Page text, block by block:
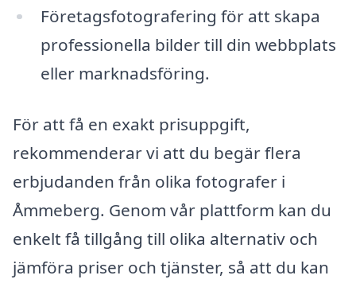
Företagsfotografering för att skapa
professionella bilder till din webbplats
eller marknadsföring.
För att få en exakt prisuppgift,
rekommenderar vi att du begär flera
erbjudanden från olika fotografer i
Åmmeberg. Genom vår plattform kan du
enkelt få tillgång till olika alternativ och
jämföra priser och tjänster, så att du kan